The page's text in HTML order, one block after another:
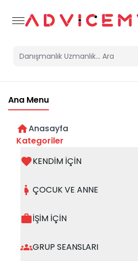
Ana Menu
Anasayfa
Kategoriler
KENDİM İÇİN
ÇOCUK VE ANNE
İŞİM İÇİN
GRUP SEANSLARI
halinde whatsapp